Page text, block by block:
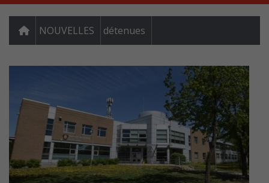
NOUVELLES détenues